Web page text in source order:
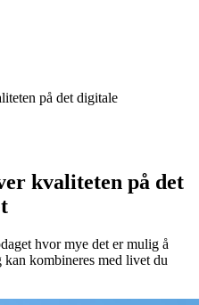
på det digitale
kvaliteten på det
hvor mye det er mulig å
kombineres med livet du